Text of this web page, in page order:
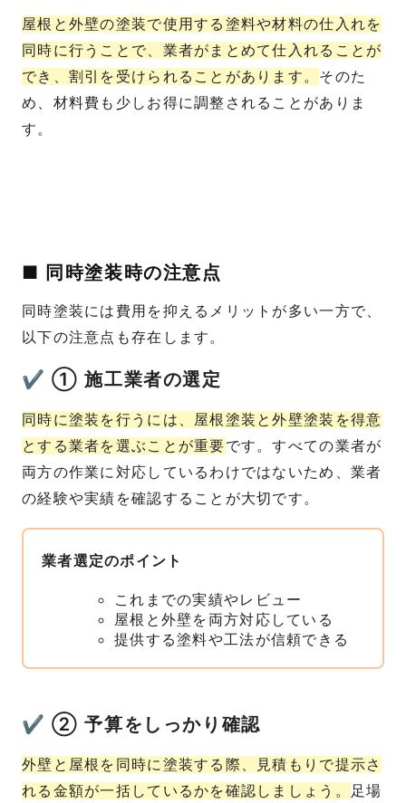
屋根と外壁の塗装で使用する塗料や材料の仕入れを
同時に行うことで、業者がまとめて仕入れることが
でき、割引を受けられることがあります。 そのた
め、材料費も少しお得に調整されることがありま
す。
■ 同時塗装時の注意点
同時塗装には費用を抑えるメリットが多い一方で、
以下の注意点も存在します。
✔ ① 施工業者の選定
同時に塗装を行うには、屋根塗装と外壁塗装を得意
とする業者を選ぶことが重要です。すべての業者が
両方の作業に対応しているわけではないため、業者
の経験や実績を確認することが大切です。
業者選定のポイント
これまでの実績やレビュー
屋根と外壁を両方対応している
提供する塗料や工法が信頼できる
✔ ② 予算をしっかり確認
外壁と屋根を同時に塗装する際、見積もりで提示さ
れる金額が一括しているかを確認しましょう。 足場